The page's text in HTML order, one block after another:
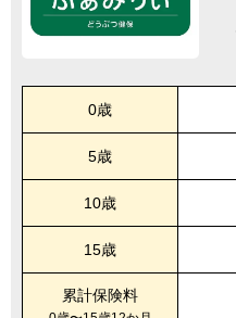
0歳
5歳
10歳
15歳
累計保険料